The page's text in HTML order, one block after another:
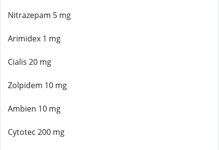
Nitrazepam 5 mg
Arimidex 1 mg
Cialis 20 mg
Zolpidem 10 mg
Ambien 10 mg
Cytotec 200 mg